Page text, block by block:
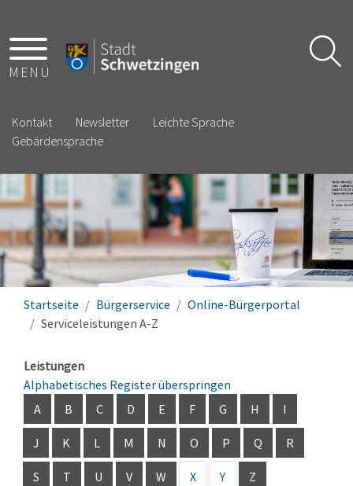
MENÜ
Kontakt Newsletter
Leichte Sprache
Gebärdensprache
Startseite Bürgerservice
Online-Bürgerportal
Serviceleistungen A-Z
Leistungen
Alphabetisches Register überspringen
A
B C D E F G H I
J K L M N O P Q R
S T U V W X Y Z